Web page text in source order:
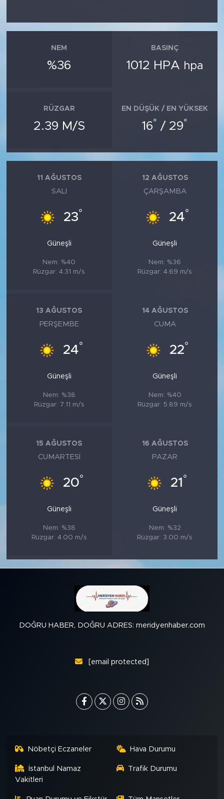
NEM
%36
BASINÇ
1012 HPA hpa
RÜZGAR
2.39 M/S
EN DÜŞÜK / EN YÜKSEK
16° / 29°
11 AĞUSTOS
SALI
23°
Güneşli
Nem: %40
Rüzgar: 4.31 m/s
12 AĞUSTOS
ÇARŞAMBA
24°
Güneşli
Nem: %36
Rüzgar: 4.69 m/s
13 AĞUSTOS
PERŞEMBE
24°
Güneşli
Nem: %38
Rüzgar: 7.11 m/s
14 AĞUSTOS
CUMA
22°
Güneşli
Nem: %40
Rüzgar: 5.89 m/s
15 AĞUSTOS
CUMARTESI
20°
Güneşli
Nem: %38
Rüzgar: 4.00 m/s
16 AĞUSTOS
PAZAR
21 °
Güneşli
Nem: %32
Rüzgar: 3.00 m/s
DOĞRU HABER, DOĞRU ADRES: meridyenhaber.com
[email protected]
Nöbetçi Eczaneler Hava Durumu
İstanbul Namaz
Vakitleri
Trafik Durumu
KADIN
SİYASET
MEDYA KÖŞESİ
FOTO GALERİ
VİDEOLAR